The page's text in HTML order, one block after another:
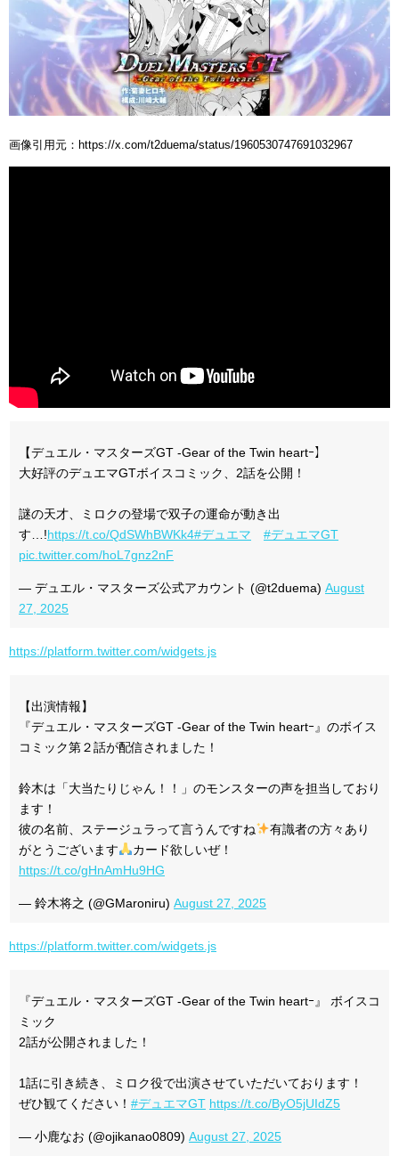
画像引用元：https://x.com/t2duema/status/1960530747691032967
【デュエル・マスターズGT -Gear of the Twin heartｰ】
大好評のデュエマGTボイスコミック、2話を公開！
謎の天才、ミロクの登場で双子の運命が動き出
す…!https://t.co/QdSWhBWKk4#デュエマ
#デュエマGT
pic.twitter.com/hoL7gnz2nF
— デュエル・マスターズ公式アカウント (@t2duema) August
27, 2025
https://platform.twitter.com/widgets.js
【出演情報】
『デュエル・マスターズGT -Gear of the Twin heartｰ』のボイス
コミック第２話が配信されました！
鈴木は「大当たりじゃん！！」のモンスターの声を担当しており
ます！
彼の名前、ステージュラって言うんですね
有識者の方々あり
がとうございます
カード欲しいぜ！
https://t.co/gHnAmHu9HG
— 鈴木将之 (@GMaroniru) August 27, 2025
https://platform.twitter.com/widgets.js
『デュエル・マスターズGT -Gear of the Twin heartｰ』 ボイスコ
ミック
2話が公開されました！
1話に引き続き、ミロク役で出演させていただいております！
ぜひ観てください！ #デュエマGT https://t.co/ByO5jUIdZ5
— 小鹿なお (@ojikanao0809) August 27, 2025